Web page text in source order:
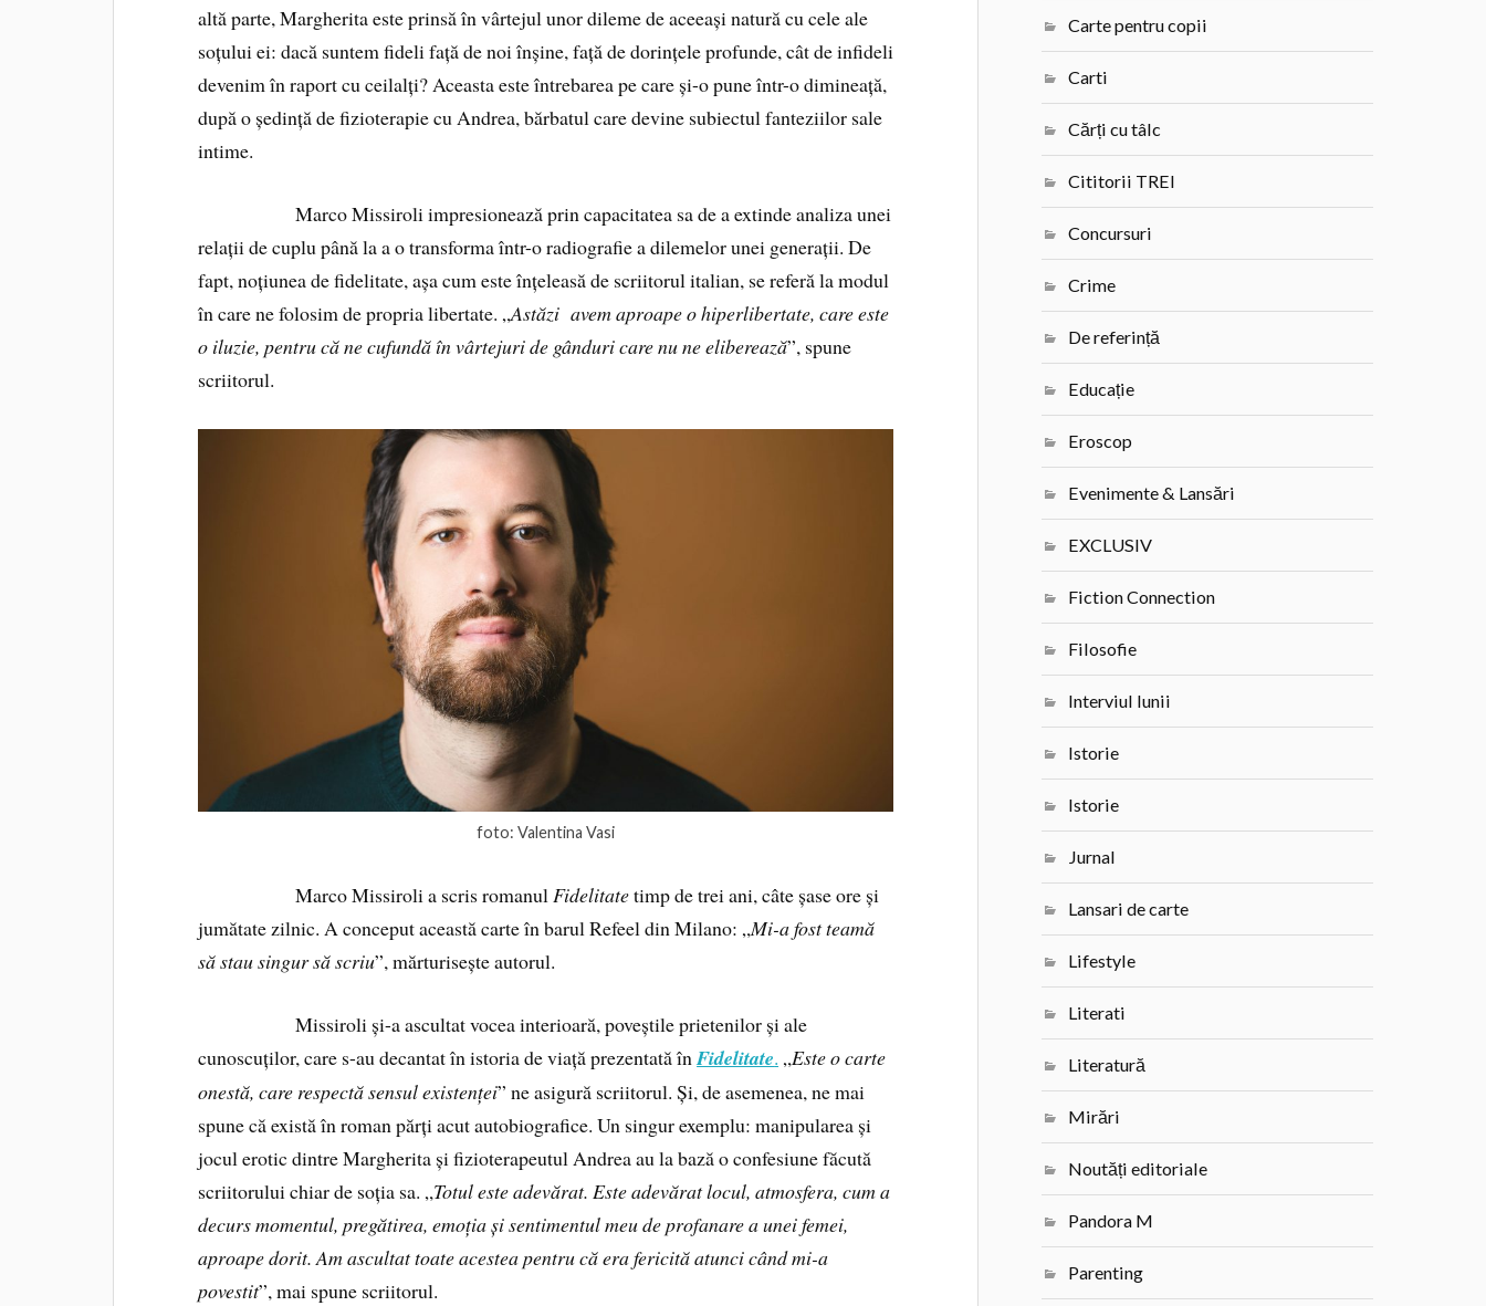
altă parte, Margherita este prinsă în vârtejul unor dileme de aceeași natură cu cele ale
soțului ei: dacă suntem fideli față de noi înșine, față de dorințele profunde, cât de infideli
devenim în raport cu ceilalți? Aceasta este întrebarea pe care și-o pune într-o dimineață,
după o ședință de fizioterapie cu Andrea, bărbatul care devine subiectul fanteziilor sale
intime.
Marco Missiroli impresionează prin capacitatea sa de a extinde analiza unei
relații de cuplu până la a o transforma într-o radiografie a dilemelor unei generații. De
fapt, noțiunea de fidelitate, așa cum este înțeleasă de scriitorul italian, se referă la modul
în care ne folosim de propria libertate. „Astăzi avem aproape o hiperlibertate, care este
o iluzie, pentru că ne cufundă în vârtejuri de gânduri care nu ne eliberează”, spune
scriitorul.
foto: Valentina Vasi
Marco Missiroli a scris romanulFidelitatetimp de trei ani, câte șase ore și
jumătate zilnic. A conceput această carte în barul Refeel din Milano: „Mi-a fost teamă
să stau singur să scriu”, mărturisește autorul.
Missiroli și-a ascultat vocea interioară, poveștile prietenilor și ale
cunoscuților, care s-au decantat în istoria de viață prezentată înFidelitate. „Este o carte
onestă, care respectă sensul existenței” ne asigură scriitorul. Și, de asemenea, ne mai
spune că există în roman părți acut autobiografice. Un singur exemplu: manipularea și
jocul erotic dintre Margherita și fizioterapeutul Andrea au la bază o confesiune făcută
scriitorului chiar de soția sa. „Totul este adevărat. Este adevărat locul, atmosfera, cum a
decurs momentul, pregătirea, emoția și sentimentul meu de profanare a unei femei,
aproape dorit. Am ascultat toate acestea pentru că era fericită atunci când mi-a
povestit”, mai spune scriitorul.
Carte pentru copii
Carti
Cărți cu tâlc
Cititorii TREI
Concursuri
Crime
De referință
Educație
Eroscop
Evenimente & Lansări
EXCLUSIV
Fiction Connection
Filosofie
Interviul lunii
Istorie
Istorie
Jurnal
Lansari de carte
Lifestyle
Literati
Literatură
Mirări
Noutăți editoriale
Pandora M
Parenting